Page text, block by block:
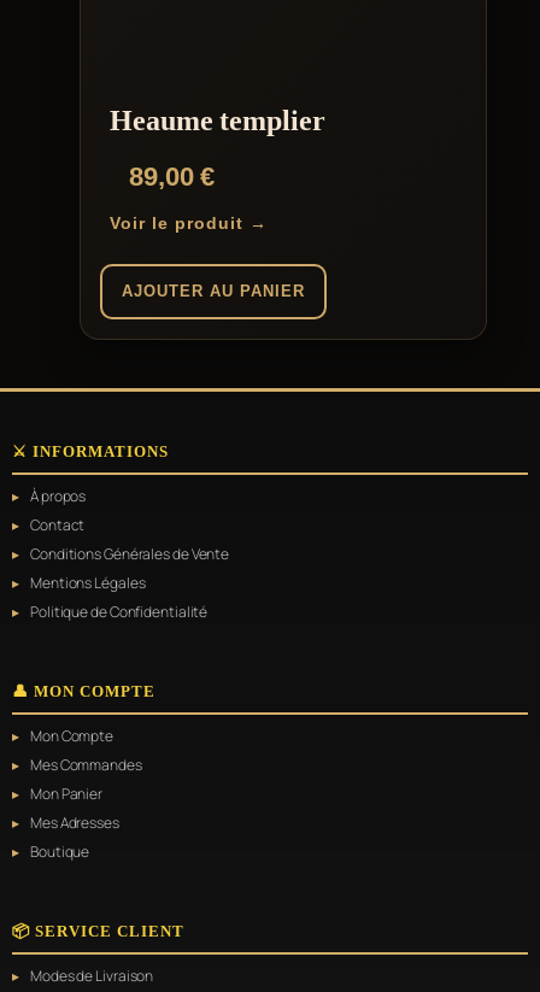
Heaume templier
89,00€
Voir le produit →
AJOUTER AU PANIER
⚔️ INFORMATIONS
À propos
Contact
Conditions Générales de Vente
Mentions Légales
Politique de Confidentialité
👤 MON COMPTE
Mon Compte
Mes Commandes
Mon Panier
Mes Adresses
Boutique
📦 SERVICE CLIENT
Modes de Livraison